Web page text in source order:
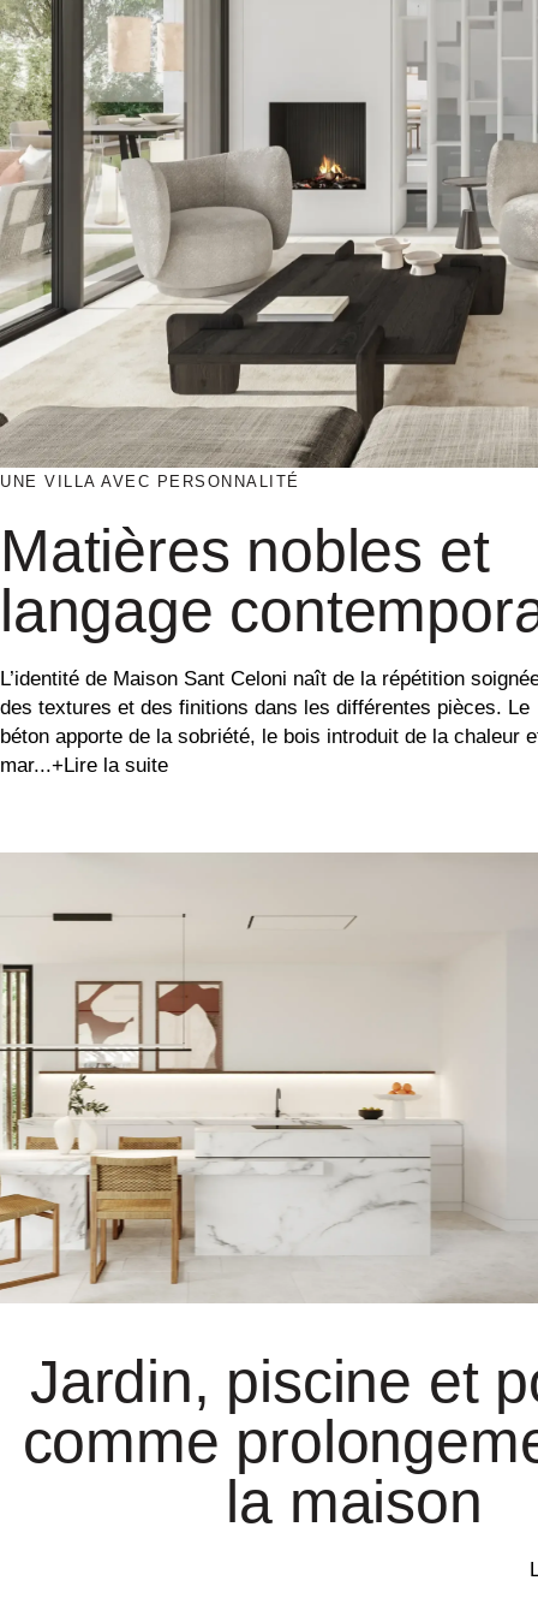
UNE VILLA AVEC PERSONNALITÉ
Matières nobles et
langage
L’identité de Maison Sant Celoni naît de la répétition
des textures et des finitions dans les différentes pièces. Le
béton apporte de la sobriété, le bois introduit de la chaleur
mar...+Lire la suite
Jardin, piscine et
comme
la maison